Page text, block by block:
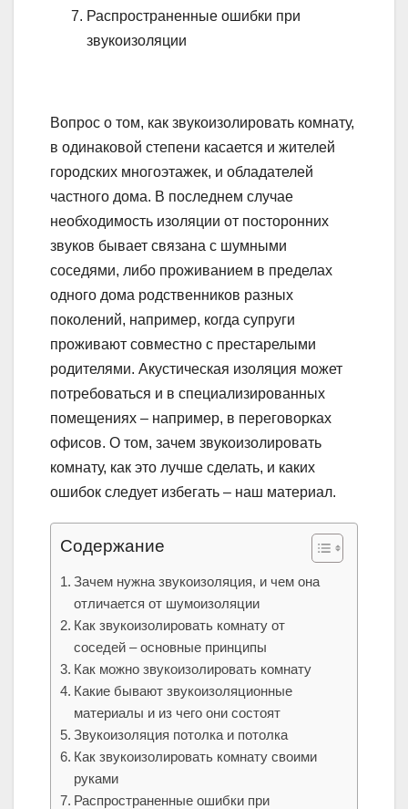
Распространенные ошибки при
звукоизоляции
Вопрос о том, как звукоизолировать комнату,
в одинаковой степени касается и жителей
городских многоэтажек, и обладателей
частного дома. В последнем случае
необходимость изоляции от посторонних
звуков бывает связана с шумными
соседями, либо проживанием в пределах
одного дома родственников разных
поколений, например, когда супруги
проживают совместно с престарелыми
родителями. Акустическая изоляция может
потребоваться и в специализированных
помещениях – например, в переговорках
офисов. О том, зачем звукоизолировать
комнату, как это лучше сделать, и каких
ошибок следует избегать – наш материал.
Содержание
Зачем нужна звукоизоляция, и чем она
отличается от шумоизоляции
Как звукоизолировать комнату от
соседей – основные принципы
Как можно звукоизолировать комнату
Какие бывают звукоизоляционные
материалы и из чего они состоят
Звукоизоляция потолка и потолка
Как звукоизолировать комнату своими
руками
Распространенные ошибки при